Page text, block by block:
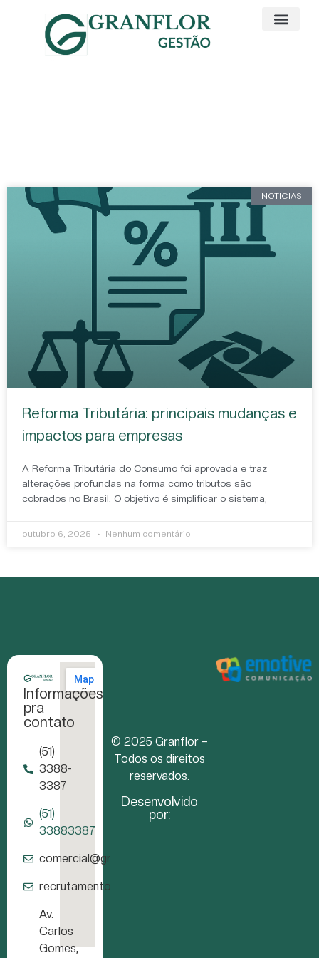
NOTÍCIAS
Reforma Tributária: principais mudanças e
impactos para empresas
A Reforma Tributária do Consumo foi aprovada e traz
alterações profundas na forma como tributos são
cobrados no Brasil. O objetivo é simplificar o sistema,
outubro 6, 2025 Nenhum comentário
Informações
pra
contato
(51)
3388-
3387
(51)
33883387
comercial@granflor.com.br
recrutamento@granflor.com.br
Av.
Carlos
Gomes,
© 2025 Granflor –
Todos os direitos
reservados.
Desenvolvido
por: